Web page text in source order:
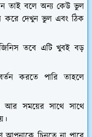
তাই বলে অন্য কেউ ভুল
করে দেখুন ভুল এবং ঠিক
জিনিস তবে এটি খুবই বড়
করতে পারি তাহলে
আর সময়ের সাথে সাথে